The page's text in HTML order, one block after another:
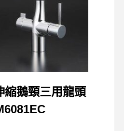
縮鵝頸三用龍頭